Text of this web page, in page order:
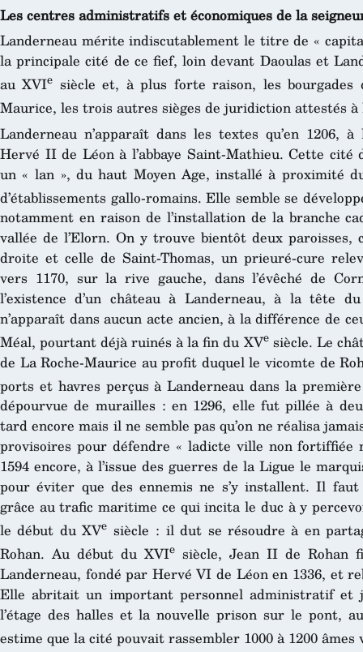
Les centres administratifs et économiques de la
Landerneau mérite indiscutablement le titre de «
la principale cité de ce fief, loin devant Daoulas et
au XVIe siècle et, à plus forte raison, les bourgades
Maurice, les trois autres sièges de juridiction attestés
Landerneau n’apparaît dans les textes qu’en 1206,
Hervé II de Léon à l’abbaye Saint-Mathieu. Cette
un « lan », du haut Moyen Age, installé à proximité
d’établissements gallo-romains. Elle semble se
notamment en raison de l’installation de la branche
vallée de l’Elorn. On y trouve bientôt deux
droite et celle de Saint-Thomas, un prieuré-cure
vers 1170, sur la rive gauche, dans l’évêché de
l’existence d’un château à Landerneau, à la
n’apparaît dans aucun acte ancien, à la différence de
Méal, pourtant déjà ruinés à la fin du XVesiècle. Le
de La Roche-Maurice au profit duquel le vicomte de
ports et havres perçus à Landerneau dans la
dépourvue de murailles : en 1296, elle fut pillée à
tard encore mais il ne semble pas qu’on ne réalisa
provisoires pour défendre « ladicte ville non fortiffiée
1594 encore, à l’issue des guerres de la Ligue le
pour éviter que des ennemis ne s’y installent. Il
grâce au trafic maritime ce qui incita le duc à y
le début du XVe siècle : il dut se résoudre à en
Rohan. Au début du XVIe siècle, Jean II de Rohan
Landerneau, fondé par Hervé VI de Léon en 1336, et
Elle abritait un important personnel administratif et
l’étage des halles et la nouvelle prison sur le pont,
estime que la cité pouvait rassembler 1000 à 1200